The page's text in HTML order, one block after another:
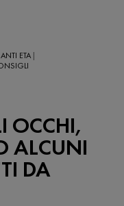
ETA
OCCHI,
ALCUNI
DA